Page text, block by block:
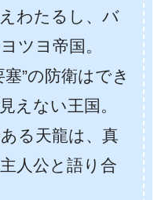
わたるし、バ
ツヨ帝国。
”の防衛はでき
えない王国。
る天龍は、真
人公と語り合